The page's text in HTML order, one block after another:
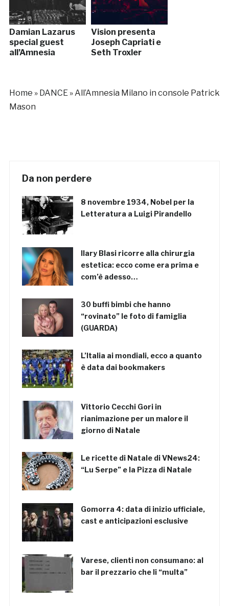
Damian Lazarus
special guest
all’Amnesia
Vision presenta
Joseph Capriati e
Seth Troxler
Home » DANCE»All’Amnesia Milano in console Patrick
Mason
Da non perdere
8 novembre 1934, Nobel per la
Letteratura a Luigi Pirandello
Ilary Blasi ricorre alla chirurgia
estetica: ecco come era prima e
com’è adesso…
30 buffi bimbi che hanno
“rovinato” le foto di famiglia
(GUARDA)
L’Italia ai mondiali, ecco a quanto
è data dai bookmakers
Vittorio Cecchi Gori in
rianimazione per un malore il
giorno di Natale
Le ricette di Natale di VNews24:
“Lu Serpe” e la Pizza di Natale
Gomorra 4: data di inizio ufficiale,
cast e anticipazioni esclusive
Varese, clienti non consumano: al
bar il prezzario che li “multa”